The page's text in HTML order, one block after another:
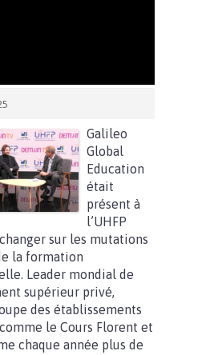
Galileo
Global
Education
était
présent à
l’UHFP
sur les mutations
la formation
Leader mondial de
supérieur privé,
des établissements
le Cours Florent et
chaque année plus de